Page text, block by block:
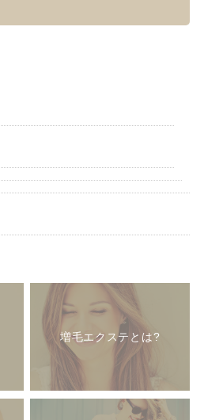
増毛エクステとは?